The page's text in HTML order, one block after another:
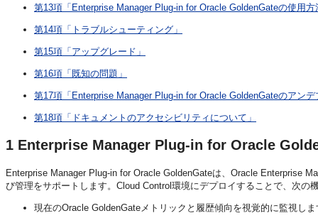
第13項「Enterprise Manager Plug-in for Oracle GoldenGateの使用方
第14項「トラブルシューティング」
第15項「アップグレード」
第16項「既知の問題」
第17項「Enterprise Manager Plug-in for Oracle GoldenGateのアンデ
第18項「ドキュメントのアクセシビリティについて」
1 Enterprise Manager Plug-in for Oracle
Enterprise Manager Plug-in for Oracle GoldenGateは、Oracle Enterprise
び管理をサポートします。Cloud Control環境にデプロイすることで、次の
現在のOracle GoldenGateメトリックと履歴傾向を視覚的に監視しま